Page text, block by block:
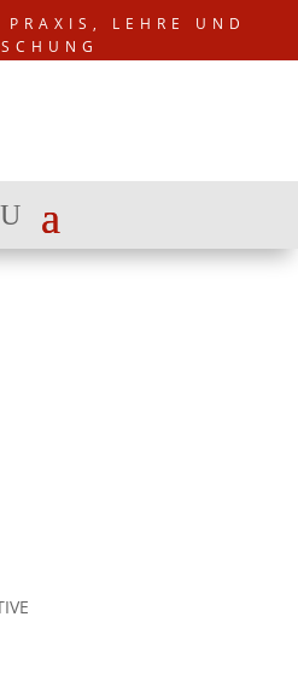
PRAXIS, LEHRE UND